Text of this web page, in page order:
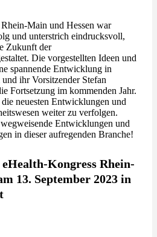
Main und Hessen war
und unterstrich eindrucksvoll,
Zukunft der
Die vorgestellten Ideen und
spannende Entwicklung in
ihr Vorsitzender Stefan
Fortsetzung im kommenden Jahr.
neuesten Entwicklungen und
weiter zu verfolgen.
Entwicklungen und
in dieser aufregenden Branche!
Kongress Rhein-
13. September 2023 in